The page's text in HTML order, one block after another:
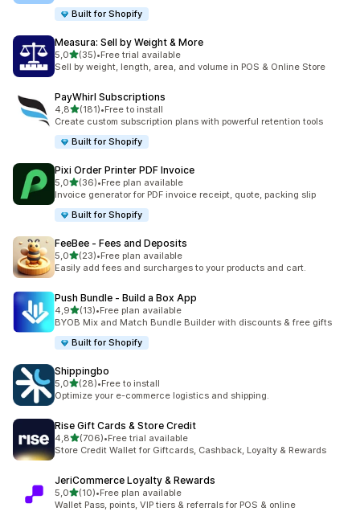
Built for Shopify
Measura: Sell by Weight & More
5,0av 5 stjerner
(35)
Totalt 35 omtaler
•Free trial available
Sell by weight, length, area, and volume in POS & Online Store
PayWhirl Subscriptions
4,8av 5 stjerner
(181)
Totalt 181 omtaler
•Free to install
Create custom subscription plans with powerful retention tools
Built for Shopify
Pixi Order Printer PDF Invoice
5,0av 5 stjerner
(36)
Totalt 36 omtaler
•Free plan available
Invoice generator for PDF invoice receipt, quote, packing slip
Built for Shopify
FeeBee ‑ Fees and Deposits
5,0av 5 stjerner
(23)
Totalt 23 omtaler
•Free plan available
Easily add fees and surcharges to your products and cart.
Push Bundle ‑ Build a Box App
4,9av 5 stjerner
(13)
Totalt 13 omtaler
•Free plan available
BYOB Mix and Match Bundle Builder with discounts & free gifts
Built for Shopify
Shippingbo
5,0av 5 stjerner
(28)
Totalt 28 omtaler
•Free to install
Optimize your e-commerce logistics and shipping.
Rise Gift Cards & Store Credit
4,8av 5 stjerner
(706)
Totalt 706 omtaler
•Free trial available
Store Credit Wallet for Giftcards, Cashback, Loyalty & Rewards
JeriCommerce Loyalty & Rewards
5,0av 5 stjerner
(10)
Totalt 10 omtaler
•Free plan available
Wallet Pass, points, VIP tiers & referrals for POS & online